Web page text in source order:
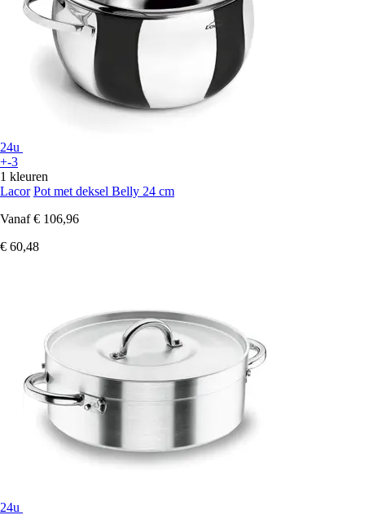
24u
+-3
1 kleuren
Lacor Pot met deksel Belly 24 cm
Vanaf € 106,96
€ 60,48
24u